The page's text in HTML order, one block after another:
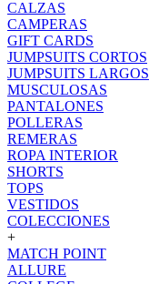
CALZAS
CAMPERAS
GIFT CARDS
JUMPSUITS CORTOS
JUMPSUITS LARGOS
MUSCULOSAS
PANTALONES
POLLERAS
REMERAS
ROPA INTERIOR
SHORTS
TOPS
VESTIDOS
COLECCIONES
+
MATCH POINT
ALLURE